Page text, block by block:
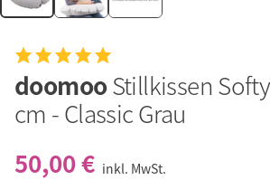
doomooStillkissen
cm - Classic Grau
50,00 € inkl. MwSt.